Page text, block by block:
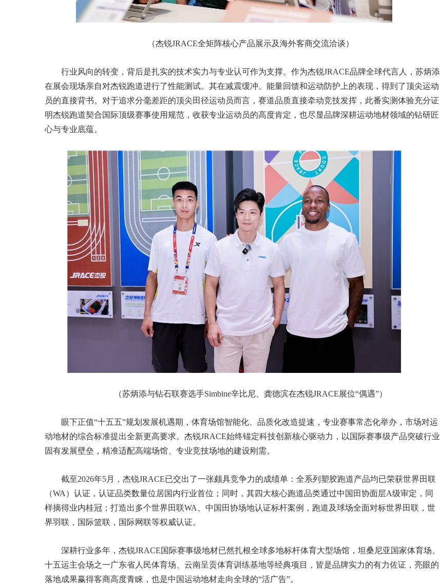
（杰锐JRACE全矩阵核心产品展示及海外客商交流洽谈）
行业风向的转变，背后是扎实的技术实力与专业认可作为支撑。作为杰锐JRACE品牌全球代言人，苏炳添
在展会现场亲自对杰锐跑道进行了性能测试。其在减震缓冲、能量回馈和运动防护上的表现，得到了顶尖运动
员的直接背书。对于追求分毫差距的顶尖田径运动员而言，赛道品质直接牵动竞技发挥，此番实测体验充分证
明杰锐跑道契合国际顶级赛事使用规范，收获专业运动员的高度肯定，也尽显品牌深耕运动地材领域的钻研匠
心与专业底蕴。
（苏炳添与钻石联赛选手Simbine辛比尼、龚德滨在杰锐JRACE展位“偶遇”）
眼下正值“十五五”规划发展机遇期，体育场馆智能化、品质化改造提速，专业赛事常态化举办，市场对运
动地材的综合标准提出全新更高要求。杰锐JRACE始终锚定科技创新核心驱动力，以国际赛事级产品突破行业
固有发展壁垒，精准适配高端场馆、专业竞技场地的建设刚需。
截至2026年5月，杰锐JRACE已交出了一张颇具竞争力的成绩单：全系列塑胶跑道产品均已荣获世界田联
（WA）认证，认证品类数量位居国内行业首位；同时，其四大核心跑道品类通过中国田协面层A级审定，同
样摘得业内桂冠；打造出多个世界田联WA、中国田协场地认证标杆案例，跑道及球场全面对标世界田联，世
界羽联，国际篮联，国际网联等权威认证。
深耕行业多年，杰锐JRACE国际赛事级地材已然扎根全球多地标杆体育大型场馆，坦桑尼亚国家体育场、
十五运主会场之一广东省人民体育场、云南呈贡体育训练基地等经典项目，皆是品牌实力的有力佐证，亮眼的
落地成果赢得客商高度青睐，也是中国运动地材走向全球的“活广告”。